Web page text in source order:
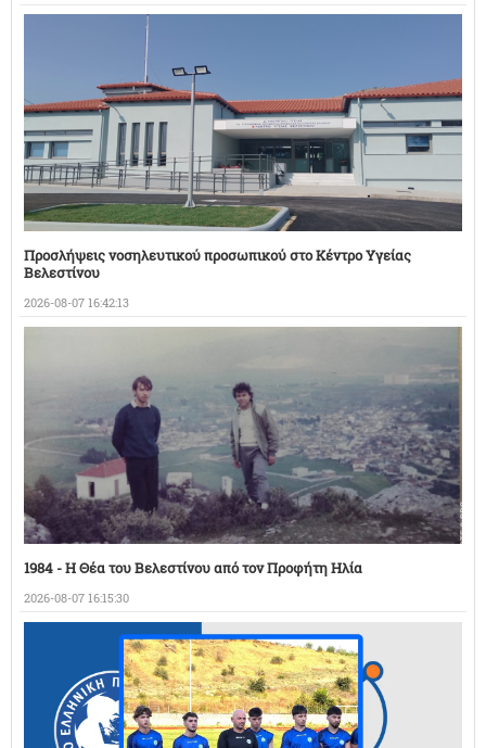
Προσλήψεις νοσηλευτικού προσωπικού στο Κέντρο Υγείας
Βελεστίνου
2026-08-07 16:42:13
1984 - Η Θέα του Βελεστίνου από τον Προφήτη Ηλία
2026-08-07 16:15:30